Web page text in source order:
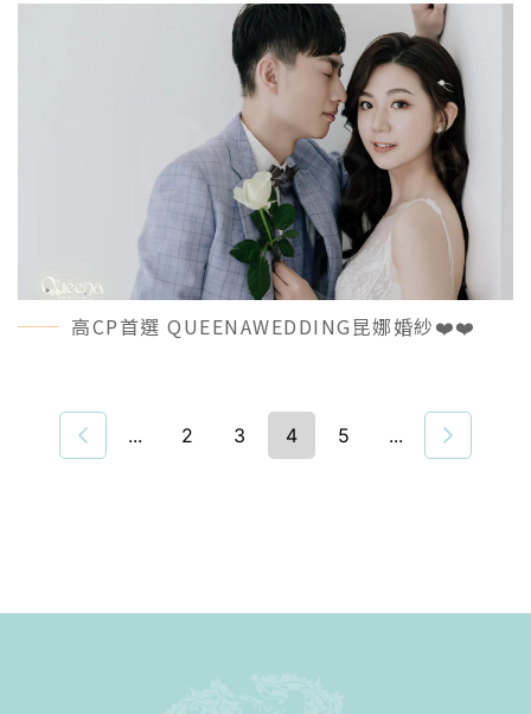
高CP首選 QUEENAWEDDING昆娜婚紗❤️❤️
... 2 3 4 5 ...